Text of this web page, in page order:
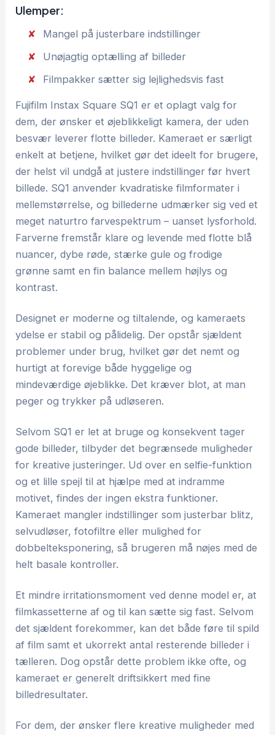
Ulemper:
Mangel på justerbare indstillinger
Unøjagtig optælling af billeder
Filmpakker sætter sig lejlighedsvis fast
Fujifilm Instax Square SQ1 er et oplagt valg for
dem, der ønsker et øjeblikkeligt kamera, der uden
besvær leverer flotte billeder. Kameraet er særligt
enkelt at betjene, hvilket gør det ideelt for brugere,
der helst vil undgå at justere indstillinger før hvert
billede. SQ1 anvender kvadratiske filmformater i
mellemstørrelse, og billederne udmærker sig ved et
meget naturtro farvespektrum – uanset lysforhold.
Farverne fremstår klare og levende med flotte blå
nuancer, dybe røde, stærke gule og frodige
grønne samt en fin balance mellem højlys og
kontrast.
Designet er moderne og tiltalende, og kameraets
ydelse er stabil og pålidelig. Der opstår sjældent
problemer under brug, hvilket gør det nemt og
hurtigt at forevige både hyggelige og
mindeværdige øjeblikke. Det kræver blot, at man
peger og trykker på udløseren.
Selvom SQ1 er let at bruge og konsekvent tager
gode billeder, tilbyder det begrænsede muligheder
for kreative justeringer. Ud over en selfie-funktion
og et lille spejl til at hjælpe med at indramme
motivet, findes der ingen ekstra funktioner.
Kameraet mangler indstillinger som justerbar blitz,
selvudløser, fotofiltre eller mulighed for
dobbelteksponering, så brugeren må nøjes med de
helt basale kontroller.
Et mindre irritationsmoment ved denne model er, at
filmkassetterne af og til kan sætte sig fast. Selvom
det sjældent forekommer, kan det både føre til spild
af film samt et ukorrekt antal resterende billeder i
tælleren. Dog opstår dette problem ikke ofte, og
kameraet er generelt driftsikkert med fine
billedresultater.
For dem, der ønsker flere kreative muligheder med